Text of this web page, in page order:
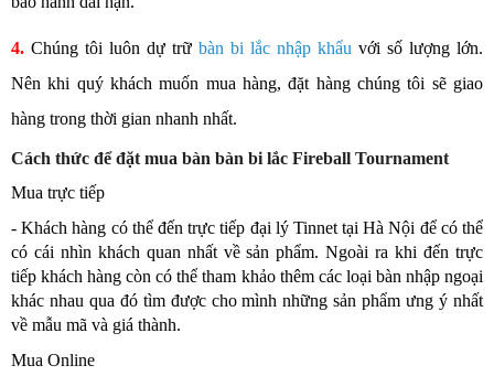
4. Chúng tôi luôn dự trữ bàn bi lắc nhập khẩu với số lượng lớn.
Nên khi quý khách muốn mua hàng, đặt hàng chúng tôi sẽ giao
hàng trong thời gian nhanh nhất.
Cách thức để đặt mua bàn bàn bi lắc Fireball Tournament
Mua trực tiếp
- Khách hàng có thể đến trực tiếp đại lý Tinnet tại Hà Nội để có thể
có cái nhìn khách quan nhất về sản phẩm. Ngoài ra khi đến trực
tiếp khách hàng còn có thể tham khảo thêm các loại bàn nhập ngoại
khác nhau qua đó tìm được cho mình những sản phẩm ưng ý nhất
về mẫu mã và giá thành.
Mua Online